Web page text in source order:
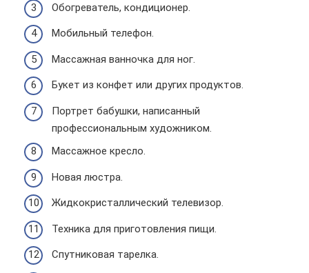
Обогреватель, кондиционер.
Мобильный телефон.
Массажная ванночка для ног.
Букет из конфет или других продуктов.
Портрет бабушки, написанный
профессиональным художником.
Массажное кресло.
Новая люстра.
Жидкокристаллический телевизор.
Техника для приготовления пищи.
Спутниковая тарелка.